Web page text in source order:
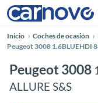
Inicio Coches de ocasión
Peugeot 3008 1.6BLUEHDI
Peugeot 3008
ALLURE S&S